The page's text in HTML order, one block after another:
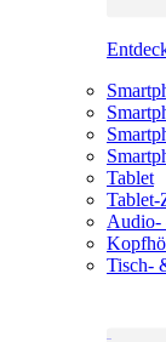
Tablet
Tablet-
Audio-
Tisch-